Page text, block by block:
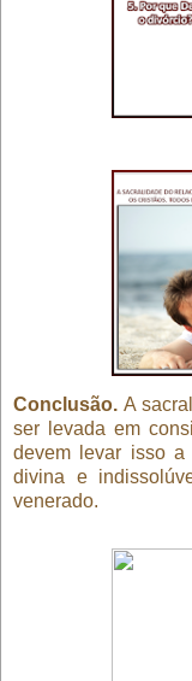
Conclusão.A
ser levada em
devem levar isso
divina e
venerado.